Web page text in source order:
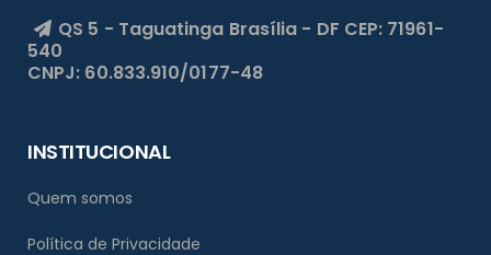
QS 5 - Taguatinga Brasília - DF CEP: 71961-
540
CNPJ: 60.833.910/0177-48
INSTITUCIONAL
Quem somos
Política de Privacidade